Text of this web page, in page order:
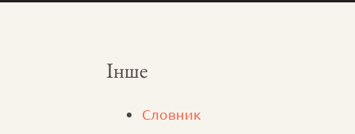
Інше
Словник